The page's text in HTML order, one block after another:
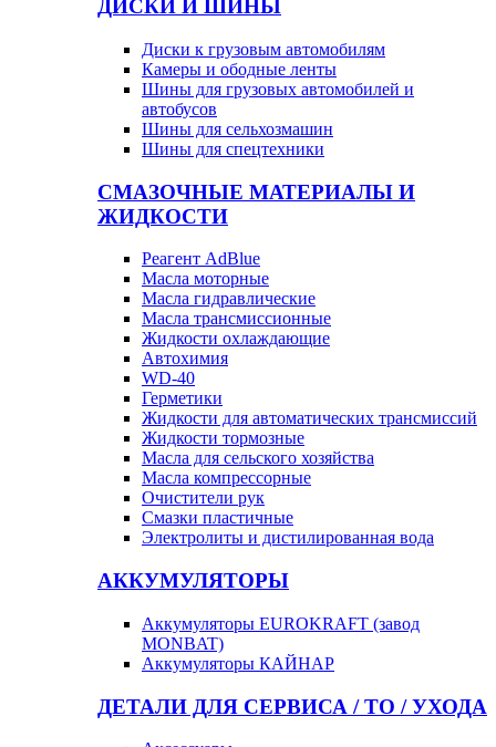
ДИСКИ И ШИНЫ
Диски к грузовым автомобилям
Камеры и ободные ленты
Шины для грузовых автомобилей и
автобусов
Шины для сельхозмашин
Шины для спецтехники
СМАЗОЧНЫЕ МАТЕРИАЛЫ И
ЖИДКОСТИ
Реагент AdBlue
Масла моторные
Масла гидравлические
Масла трансмиссионные
Жидкости охлаждающие
Автохимия
WD-40
Герметики
Жидкости для автоматических трансмиссий
Жидкости тормозные
Масла для сельского хозяйства
Масла компрессорные
Очистители рук
Смазки пластичные
Электролиты и дистилированная вода
АККУМУЛЯТОРЫ
Аккумуляторы EUROKRAFT (завод
MONBAT)
Аккумуляторы КАЙНАР
ДЕТАЛИ ДЛЯ СЕРВИСА / ТО / УХОДА